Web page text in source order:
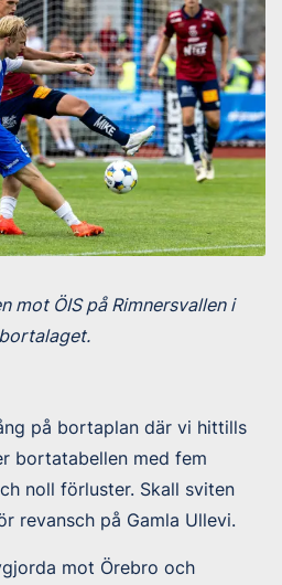
mot ÖIS på Rimnersvallen i
på bortaplan där vi hittills
bortatabellen med fem
noll förluster. Skall sviten
revansch på Gamla Ullevi.
mot Örebro och